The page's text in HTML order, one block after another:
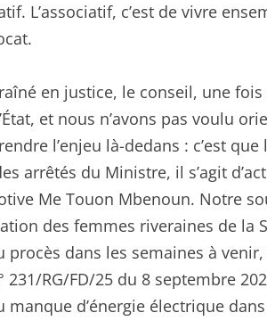
L’associatif, c’est de vivre
en justice, le conseil, une
et nous n’avons pas voulu
l’enjeu là-dedans : c’est que
arrêtés du Ministre, il s’agit
Me Touon Mbenoun. Notre
des femmes riveraines de la
dans les semaines à
RG/FD/25 du 8 septembre
d’énergie électrique